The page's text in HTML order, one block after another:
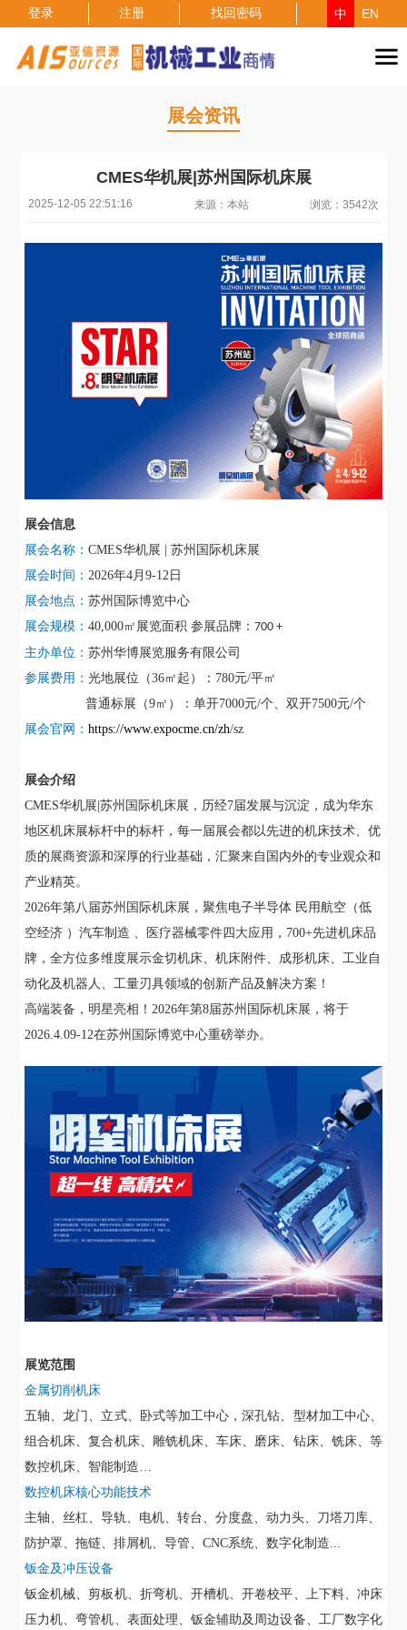
登录 注册 找回密码 中 EN
展会资讯
CMES华机展|苏州国际机床展
2025-12-05 22:51:16 来源：本站 浏览：3542次
展会信息
展会名称：CMES华机展 |苏州 国际机床展
展会时间： 2026年4 月9-12 日
展会地点：苏州国际博览中心
展会规模：40,000㎡展览面积参展品牌：700 +
主办单位 ：苏州华博展览服务有限公司
参展费用：光地展位（36㎡起）： 780元/平㎡
普通标展（9㎡）： 单开7000元/个 双开7500元/个
展会官网：https://www.expocme.cn/zh/sz
展会介绍
CMES华机展|苏州国际机床展，历经7届发展与沉淀，成为华东
地区机床展标杆中的标杆，每一届展会都以先进的机床技术、优
质的展商资源和深厚的行业基础，汇聚来自国内外的专业观众和
产业精英。
2026年第八届苏州国际机床展，聚焦电子半导体 民用航空（低
空经济 ）汽车制造 、医疗器械零件四大应用，700+先进机床品
牌，全方位多维度展示金切机床、机床附件、成形机床、工业自
动化及机器人、工量刃具领域的创新产品及解决方案！
高端装备，明星亮相！ 2026年第8届苏州国际机床展，将于
2026.4.09-12在苏州国际博览中心重磅举办。
展览范围
金属切削机床
五轴、龙门、立式、卧式等加工中心，深孔钻、型材加工中心、
组合机床、复合机床、雕铣机床、车床、磨床、钻床、铣床、等
数控机床、智能制造…
数控机床核心功能技术
主轴、丝杠、导轨、电机、转台、分度盘、动力头、刀塔刀库、
防护罩、拖链、排屑机、导管、CNC系统、数字化制造...
钣金及冲压设备
钣金机械、剪板机、折弯机、开槽机、开卷校平、上下料、冲床
压力机、弯管机、表面处理、钣金辅助及周边设备、工厂数字化